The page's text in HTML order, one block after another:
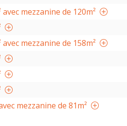
mezzanine de 120m²
mezzanine de 158m²
mezzanine de 81m²